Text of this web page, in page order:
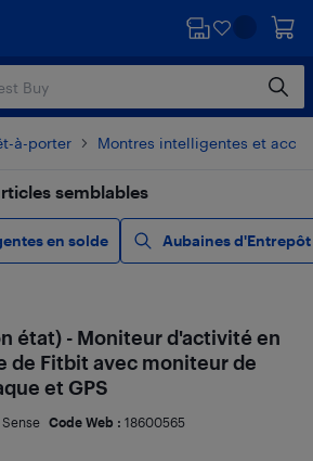
à-porter Montres intelligentes et
semblables
en solde Aubaines d'Entrepôt
état) - Moniteur d'activité en
de Fitbit avec moniteur de
et GPS
Sense Code Web : 18600565